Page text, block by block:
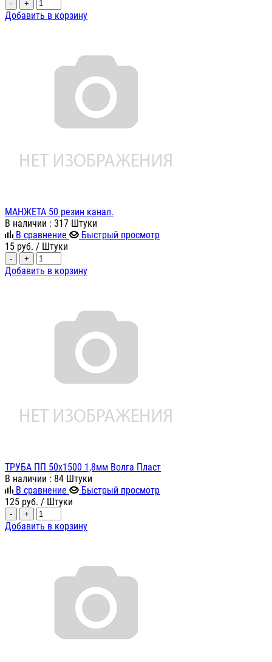
- +
Добавить в корзину
МАНЖЕТА 50 резин канал.
В наличии : 317 Штуки
В сравнение
Быстрый просмотр
15 руб. / Штуки
- +
Добавить в корзину
ТРУБА ПП 50х1500 1,8мм Волга Пласт
В наличии : 84 Штуки
В сравнение
Быстрый просмотр
125 руб. / Штуки
- +
Добавить в корзину